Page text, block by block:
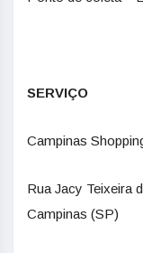
SERVIÇO
Campinas
Rua Jacy Teixeira
Campinas (SP)